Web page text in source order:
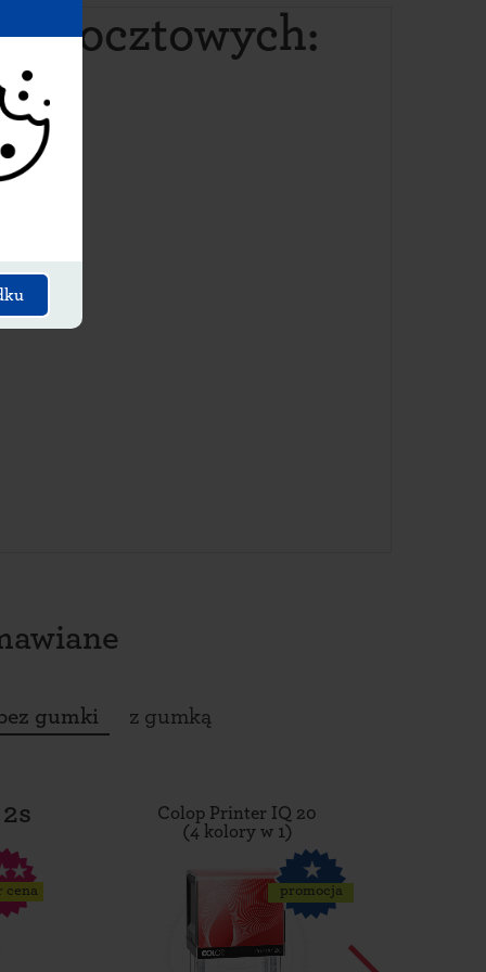
pocztowych:
gumki z gumką
cena
Colop Printer IQ 20
(4 kolory w 1)
promocja